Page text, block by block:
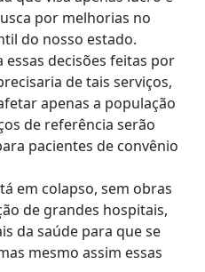
por melhorias no
do nosso estado.
decisões feitas por
de tais serviços,
apenas a população
de referência serão
pacientes de convênio
em colapso, sem obras
de grandes hospitais,
da saúde para que se
mesmo assim essas